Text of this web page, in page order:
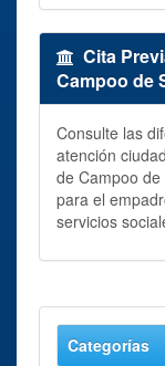
Cita
Campoo de
Consulte las
atención
de Campoo de
para el
servicios
Categorías